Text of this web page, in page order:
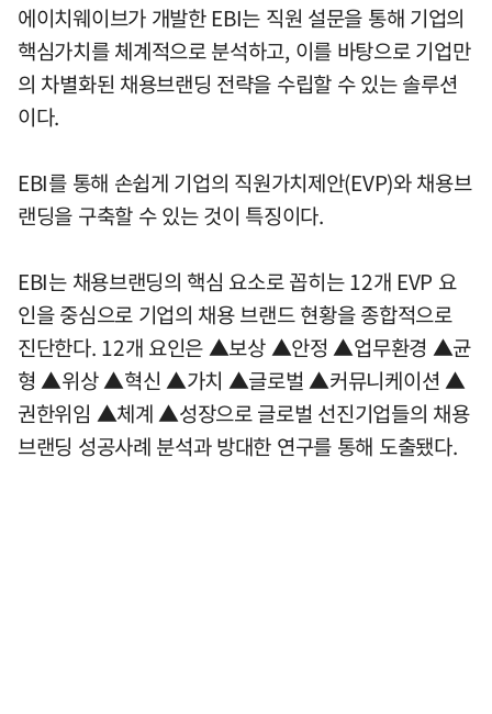
에이치웨이브가 개발한 EBI는 직원 설문을 통해 기업의
핵심가치를 체계적으로 분석하고, 이를 바탕으로 기업만
의 차별화된 채용브랜딩 전략을 수립할 수 있는 솔루션
이다.
EBI를 통해 손쉽게 기업의 직원가치제안(EVP)와 채용브
랜딩을 구축할 수 있는 것이 특징이다.
EBI는 채용브랜딩의 핵심 요소로 꼽히는 12개 EVP 요
인을 중심으로 기업의 채용 브랜드 현황을 종합적으로
진단한다. 12개 요인은 ▲보상 ▲안정 ▲업무환경 ▲균
형 ▲위상 ▲혁신 ▲가치 ▲글로벌 ▲커뮤니케이션 ▲
권한위임 ▲체계 ▲성장으로 글로벌 선진기업들의 채용
브랜딩 성공사례 분석과 방대한 연구를 통해 도출됐다.